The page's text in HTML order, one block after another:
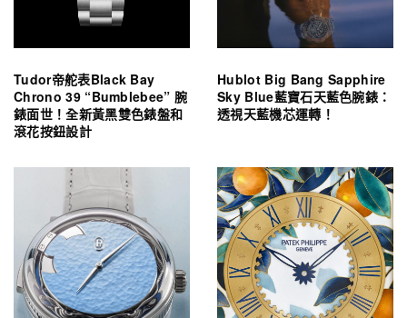
Tudor帝舵表Black Bay
Chrono 39 “Bumblebee” 腕
錶面世！全新黃黑雙色錶盤和
滾花按鈕設計
Hublot Big Bang Sapphire
Sky Blue藍寶石天藍色腕錶：
透視天藍機芯運轉！